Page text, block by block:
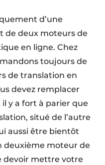
d’une
de deux moteurs de
en ligne. Chez
toujours de
de translation en
devez remplacer
y a fort à parier que
situé de l’autre
aussi être bientôt
deuxième moteur de
devoir mettre votre